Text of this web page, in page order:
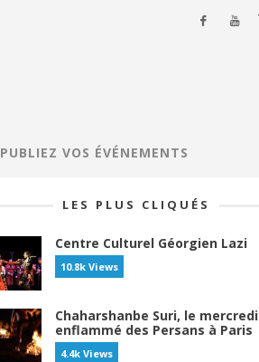
PUBLIEZ VOS ÉVÉNEMENTS
LES PLUS CLIQUÉS
Centre Culturel Géorgien Lazi
10.8k Views
Chaharshanbe Suri, le mercredi
enflammé des Persans à Paris
4.4k Views